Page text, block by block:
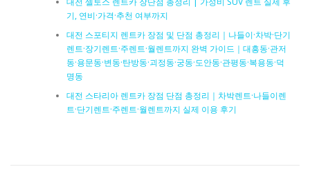
기, 연비·가격·추천 여부까지
대전 스포티지 렌트카 장점 및 단점 총정리｜나들이·차박·단기
렌트·장기렌트·주렌트·월렌트까지 완벽 가이드｜대흥동·관저
동·용문동·변동·탄방동·괴정동·궁동·도안동·관평동·복용동·덕
명동
대전 스타리아 렌트카 장점 단점 총정리｜차박렌트·나들이렌
트·단기렌트·주렌트·월렌트까지 실제 이용 후기